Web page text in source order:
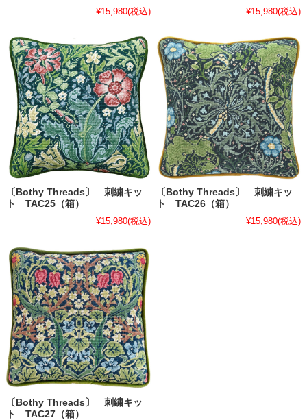
¥15,980(税込)
¥15,980(税込)
〔Bothy Threads〕 刺繍キッ
ト TAC25（箱）
¥15,980(税込)
〔Bothy Threads〕 刺繍キッ
ト TAC26（箱）
¥15,980(税込)
〔Bothy Threads〕 刺繍キッ
ト TAC27（箱）